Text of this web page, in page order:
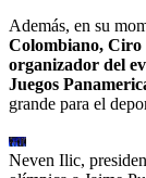
Además, en su
Colombiano, Ciro
organizador del
Juegos
grande para el
Neven Ilic,